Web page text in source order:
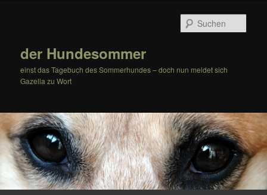
der Hundesommer
einst das Tagebuch des Sommerhundes – doch nun meldet sich
Gazella zu Wort